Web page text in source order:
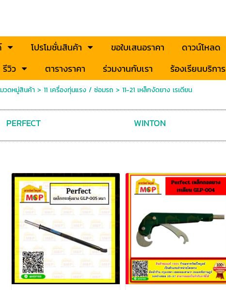
โปรโมชั่นสินค้า ขอใบเสนอราคา ดาวน์โหลด
รีวิว ตารางราคา ร่วมงานกับเรา ร้องเรียนบริการ
วดหมู่สินค้า> 11 เครื่องทุ่นแรง / ซ่อมรถ > 11-21 เหล็กงัดยาง เรเดียน
PERFECT WINTON